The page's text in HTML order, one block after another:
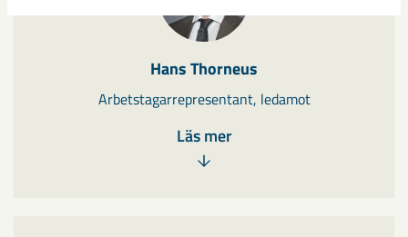
Hans Thorneus
Arbetstagarrepresentant, ledamot
Läs mer